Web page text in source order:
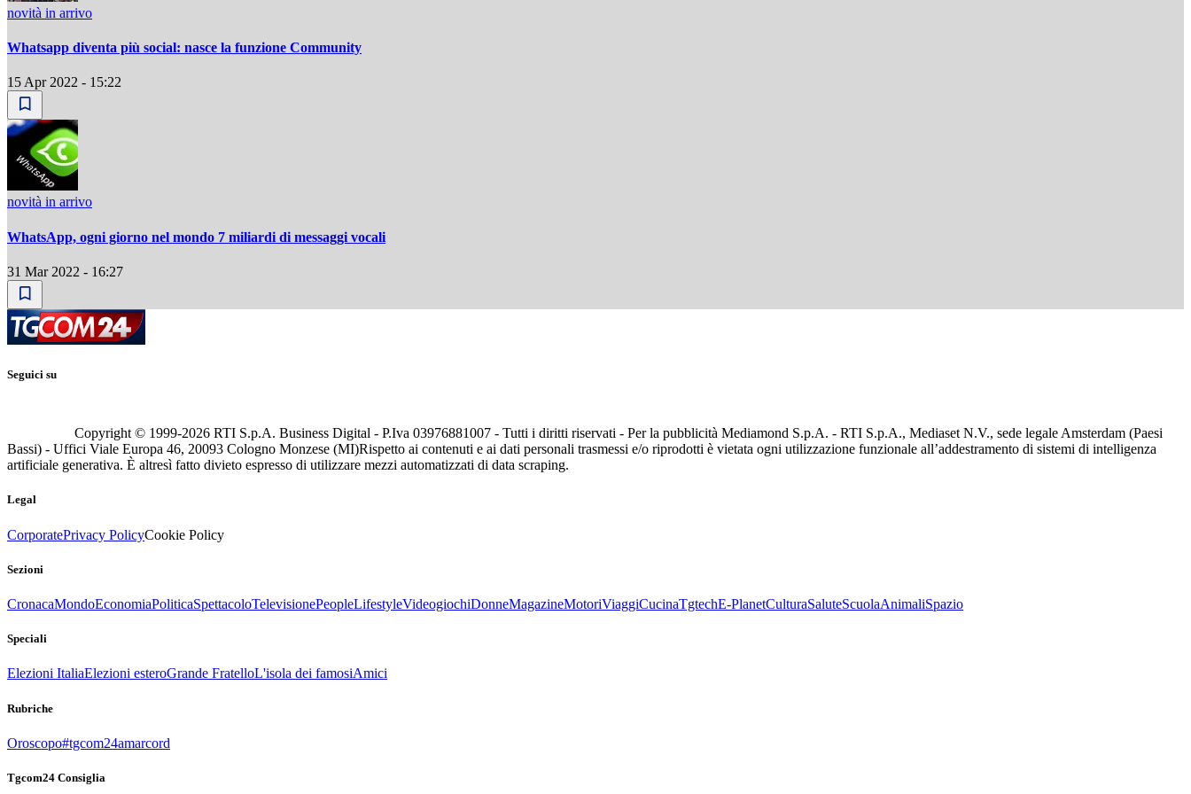
novità in arrivo
Whatsapp diventa più social: nasce la funzione Community
15 Apr 2022 - 15:22
novità in arrivo
WhatsApp, ogni giorno nel mondo 7 miliardi di messaggi vocali
31 Mar 2022 - 16:27
Seguici su
Copyright © 1999-2026 RTI S.p.A. Business Digital - P.Iva 03976881007 - Tutti i diritti riservati - Per la pubblicità Mediamond S.p.A. - RTI S.p.A., Mediaset N.V., sede legale Amsterdam (Paesi
Bassi) - Uffici Viale Europa 46, 20093 Cologno Monzese (MI)Rispetto ai contenuti e ai dati personali trasmessi e/o riprodotti è vietata ogni utilizzazione funzionale all’addestramento di sistemi di intelligenza
artificiale generativa. È altresì fatto divieto espresso di utilizzare mezzi automatizzati di data scraping.
Legal
CorporatePrivacy PolicyCookie Policy
Sezioni
CronacaMondoEconomiaPoliticaSpettacoloTelevisionePeopleLifestyleVideogiochiDonneMagazineMotoriViaggiCucinaTgtechE-PlanetCulturaSaluteScuolaAnimaliSpazio
Speciali
Elezioni ItaliaElezioni esteroGrande FratelloL'isola dei famosiAmici
Rubriche
Oroscopo#tgcom24amarcord
Tgcom24 Consiglia